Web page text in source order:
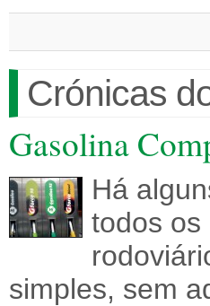
Crónicas
Gasolina
Há
todos os
simples, sem